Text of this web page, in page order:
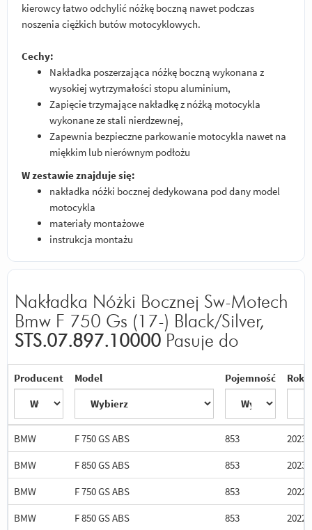
kierowcy łatwo odchylić nóżkę boczną nawet podczas
noszenia ciężkich butów motocyklowych.
Cechy:
Nakładka poszerzająca nóżkę boczną wykonana z
wysokiej wytrzymałości stopu aluminium,
Zapięcie trzymające nakładkę z nóżką motocykla
wykonane ze stali nierdzewnej,
Zapewnia bezpieczne parkowanie motocykla nawet na
miękkim lub nierównym podłożu
W zestawie znajduje się:
nakładka nóżki bocznej dedykowana pod dany model
motocykla
materiały montażowe
instrukcja montażu
Nakładka Nóżki Bocznej Sw-Motech
Bmw F 750 Gs (17-) Black/Silver,
STS.07.897.10000 Pasuje do
Producent Model Pojemność Rok
BMW F 750 GS ABS 853
2023
BMW
F 850 GS ABS 853
2023
BMW
F 750 GS ABS 853
2022
BMW
F 850 GS ABS 853
2022